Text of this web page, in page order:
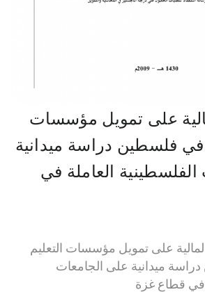
على تمويل مؤسسات
في فلسطين دراسة ميدانية
العاملة في
المالية على تمويل مؤسسات التعليم
ميدانية على الجامعات
في قطاع غزة